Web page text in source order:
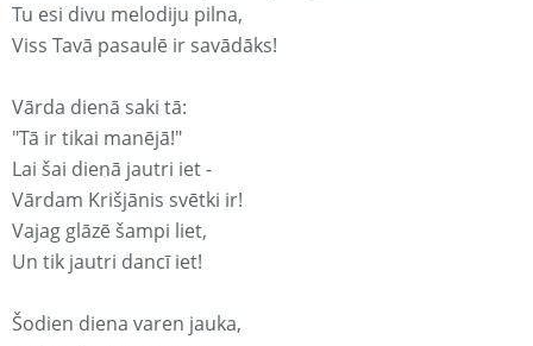
Tu esi divu melodiju pilna,
Viss Tavā pasaulē ir savādāks!
Vārda dienā saki tā:
"Tā ir tikai manējā!"
Lai šai dienā jautri iet -
Vārdam Krišjānis svētki ir!
Vajag glāzē šampi liet,
Un tik jautri dancī iet!
Šodien diena varen jauka,